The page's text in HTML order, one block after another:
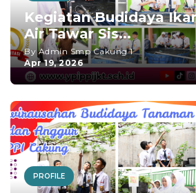
Kegiatan Budidaya
Air Tawar Sis...
By Admin Smp Cakung 1
Apr 19, 2026
PROFILE